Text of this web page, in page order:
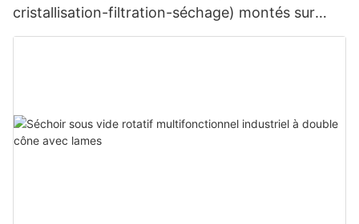
cristallisation-filtration-séchage) montés sur
châssis